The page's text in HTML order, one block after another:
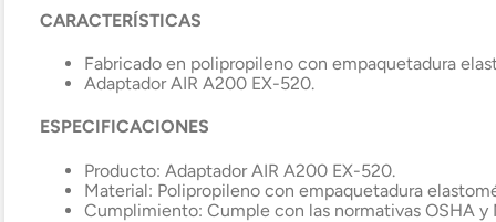
CARACTERÍSTICAS
Fabricado en polipropileno con empaquetadura
Adaptador AIR A200 EX-520.
ESPECIFICACIONES
Producto: Adaptador AIR A200 EX-520.
Material: Polipropileno con empaquetadura
Cumplimiento: Cumple con las normativas OSHA y